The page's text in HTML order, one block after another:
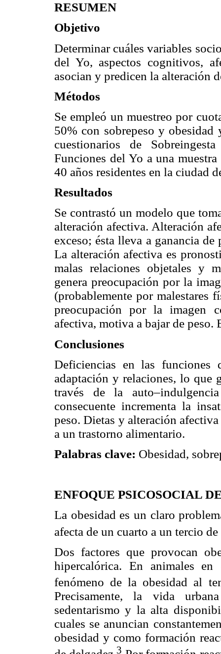
RESUMEN
Objetivo
Determinar cuáles variables
del Yo, aspectos cognitivos,
asocian y predicen la alteración
Métodos
Se empleó un muestreo por
50% con sobrepeso y
cuestionarios de
Funciones del Yo a una
40 años residentes en la ciudad
Resultados
Se contrastó un modelo que
alteración afectiva. Alteración
exceso; ésta lleva a ganancia
La alteración afectiva es
malas relaciones objetales y
genera preocupación por la
(probablemente por malestares
preocupación por la imagen
afectiva, motiva a bajar de peso.
Conclusiones
Deficiencias en las
adaptación y relaciones, lo que
través de la
consecuente incrementa la
peso. Dietas y alteración
a un trastorno alimentario.
Palabras clave: Obesidad,
ENFOQUE PSICOSOCIAL
La obesidad es un claro
afecta de un cuarto a un tercio
Dos factores que provocan
hipercalórica. En animales
fenómeno de la obesidad al
Precisamente, la vida
sedentarismo y la alta
cuales se anuncian
obesidad y como formación
3